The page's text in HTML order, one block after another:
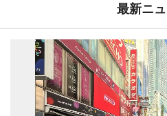
最新ニ